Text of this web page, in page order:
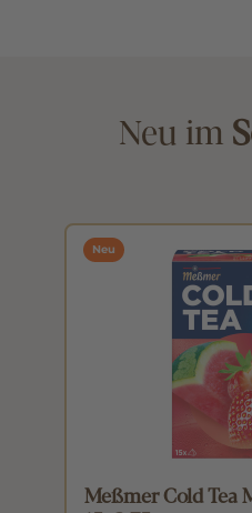
Neu im
Neu
Meßmer Cold Tea